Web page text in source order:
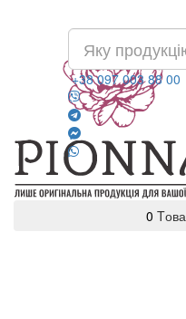
+38 097 003 88 00
0